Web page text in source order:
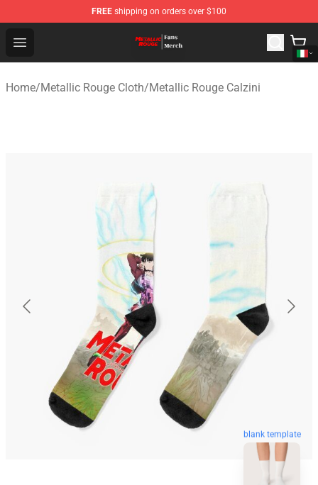
FREE shipping on orders over $100
Open menu
Metallic Rouge Store - Official Metallic Rouge
Home/Metallic Rouge Cloth/Metallic Rouge Calzini
blank template